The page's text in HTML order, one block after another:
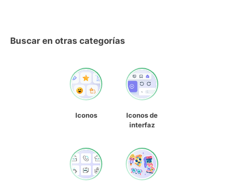
Buscar en otras categorías
Iconos
Iconos de
interfaz